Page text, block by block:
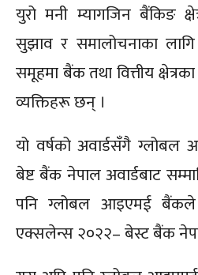
युरो मनी म्यागजिन बैंकिङ
सुझाव र समालोचनाका
समूहमा बैंक तथा वित्तीय
व्यक्तिहरू छन् ।
यो वर्षको अवार्डसँगै
बेष्ट बैंक नेपाल अवार्डबाट
पनि ग्लोबल आइएमई बैंकले
एक्सलेन्स २०२२– बेस्ट बैंक